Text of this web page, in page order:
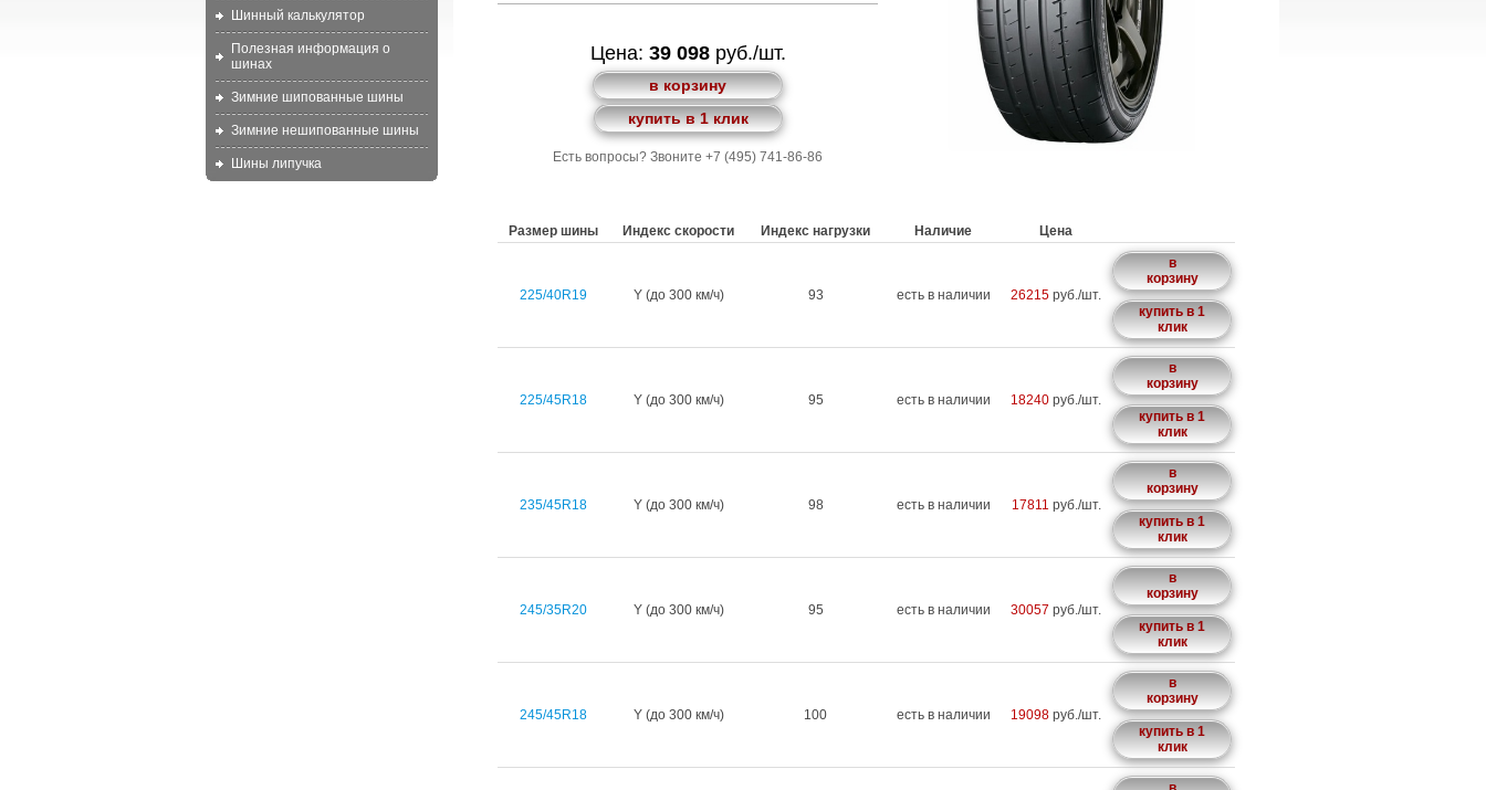
Шинный калькулятор
Полезная информация о
шинах
Зимние шипованные шины
Зимние нешипованные шины
Шины липучка
Цена: 39 098руб./шт.
в корзину
купить в 1 клик
Есть вопросы? Звоните +7 (495) 741-86-86
Размер шины Индекс скорости Индекс нагрузки Наличие Цена
225/40R19 Y (до 300 км/ч) 93 есть в наличии 26215 руб./шт.
в
корзину
купить в 1
клик
225/45R18 Y (до 300 км/ч) 95 есть в наличии 18240 руб./шт.
в
корзину
купить в 1
клик
235/45R18 Y (до 300 км/ч) 98 есть в наличии 17811 руб./шт.
в
корзину
купить в 1
клик
245/35R20 Y (до 300 км/ч) 95 есть в наличии 30057 руб./шт.
в
корзину
купить в 1
клик
245/45R18 Y (до 300 км/ч) 100 есть в наличии 19098 руб./шт.
в
корзину
купить в 1
клик